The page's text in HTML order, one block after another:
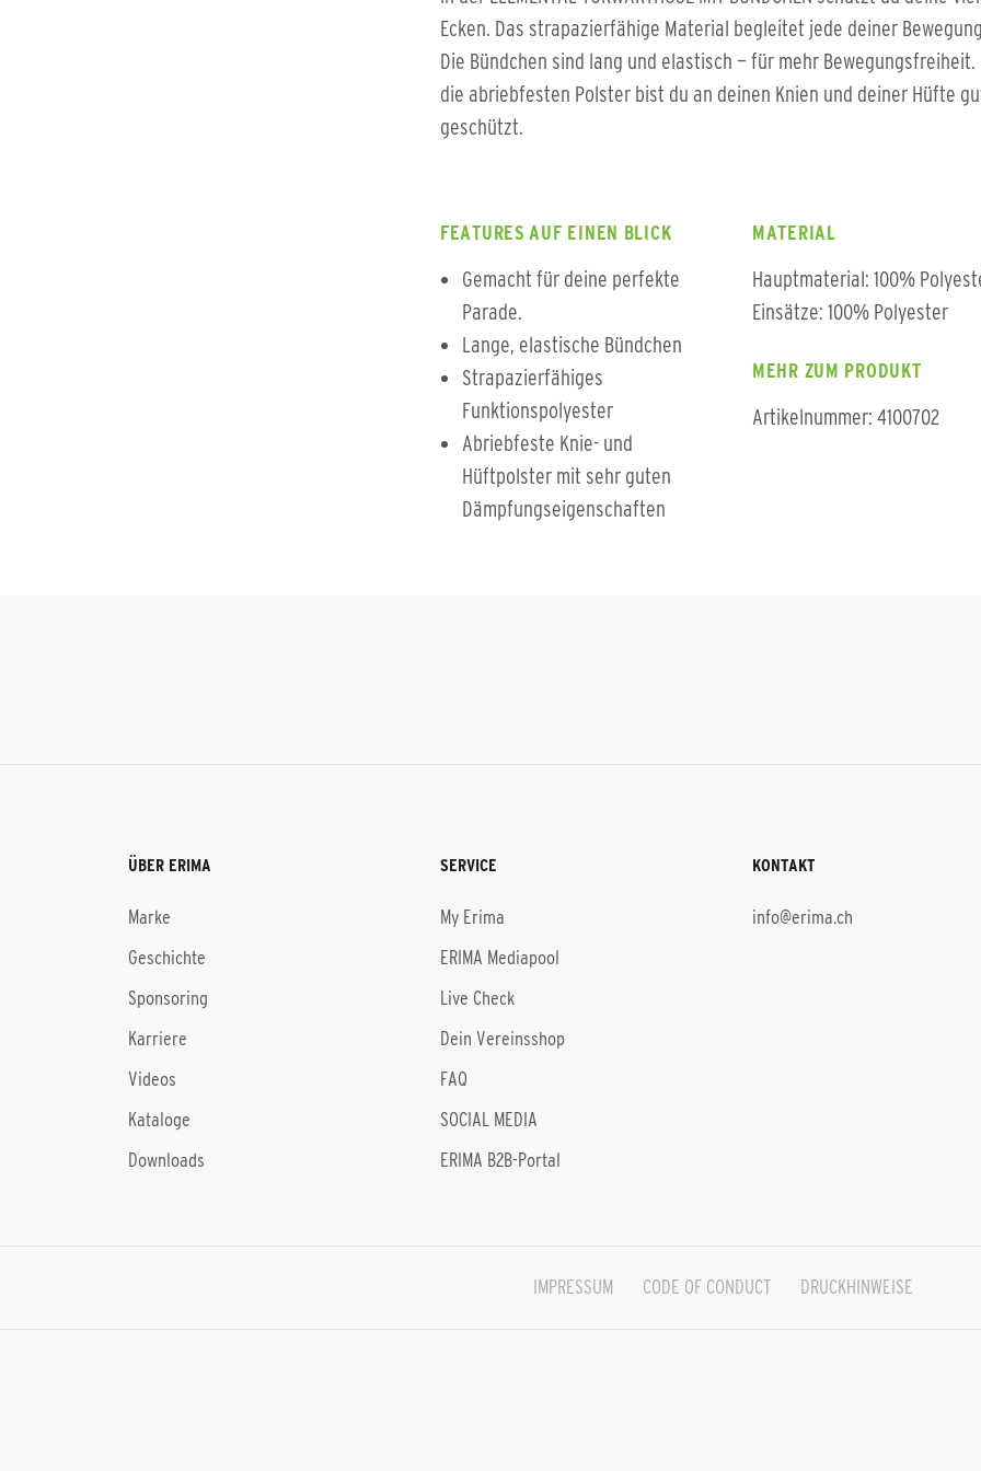
Ecken. Das strapazierfähige Material begleitet jede deiner
Die Bündchen sind lang und elastisch — für mehr Bewegungsfreiheit.
die abriebfesten Polster bist du an deinen Knien und deiner Hüfte
geschützt.
FEATURES AUF EINEN BLICK
Gemacht für deine perfekte
Parade.
Lange, elastische Bündchen
Strapazierfähiges
Funktionspolyester
Abriebfeste Knie- und
Hüftpolster mit sehr guten
Dämpfungseigenschaften
MATERIAL
Hauptmaterial: 100%
Einsätze: 100% Polyester
MEHR ZUM PRODUKT
Artikelnummer: 4100702
ÜBER ERIMA
Marke
Geschichte
Sponsoring
Karriere
Videos
Kataloge
Downloads
SERVICE
My Erima
ERIMA Mediapool
Live Check
Dein Vereinsshop
FAQ
SOCIAL MEDIA
ERIMA B2B-Portal
KONTAKT
info@erima.ch
IMPRESSUM CODE OF CONDUCT DRUCKHINWEISE